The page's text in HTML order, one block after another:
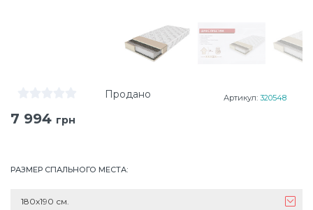
Продано Артикул: 320548
7 994 грн
РАЗМЕР СПАЛЬНОГО МЕСТА:
180х190 см.